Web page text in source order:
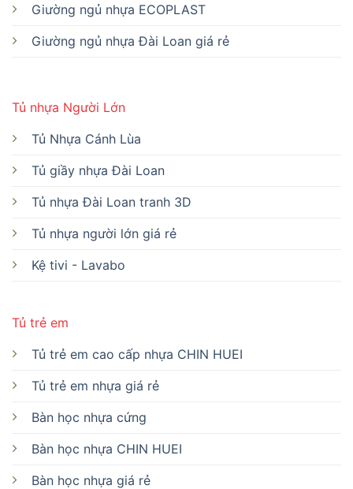
Tủ nhựa Người Lớn
Tủ Nhựa Cánh Lùa
Tủ giầy nhựa Đài Loan
Tủ nhựa Đài Loan tranh 3D
Tủ nhựa người lớn giá rẻ
Kệ tivi - Lavabo
Tủ trẻ em
Tủ trẻ em cao cấp nhựa CHIN HUEI
Tủ trẻ em nhựa giá rẻ
Bàn học nhựa cứng
Bàn học nhựa CHIN HUEI
Bàn học nhựa giá rẻ
Giường ngủ nhựa ECOPLAST
Giường ngủ nhựa Đài Loan giá rẻ